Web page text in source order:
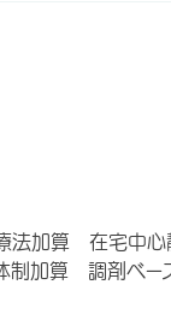
法加算 在宅中心
加算 調剤ベー